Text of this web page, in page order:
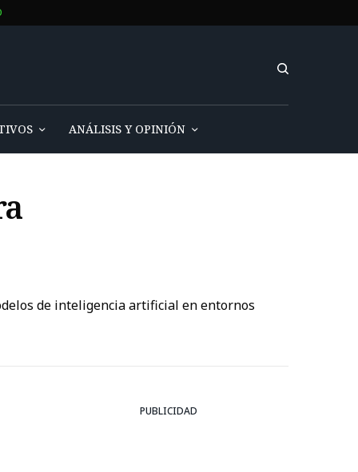
ANÁLISIS Y OPINIÓN
de inteligencia artificial en entornos
PUBLICIDAD